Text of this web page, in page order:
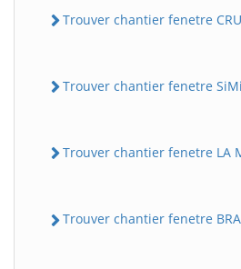
Trouver chantier fenetre
Trouver chantier fenetre
Trouver chantier fenetre LA
Trouver chantier fenetre